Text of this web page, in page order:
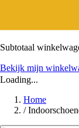
Subtotaal
Bekijk mijn
Loading...
Home
/